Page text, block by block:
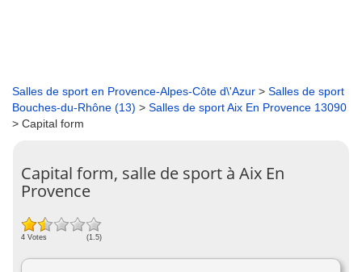
Salles de sport en Provence-Alpes-Côte d\'Azur > Salles de sport
Bouches-du-Rhône (13) > Salles de sport Aix En Provence 13090
> Capital form
Capital form, salle de sport à Aix En
Provence
4 Votes (1.5)